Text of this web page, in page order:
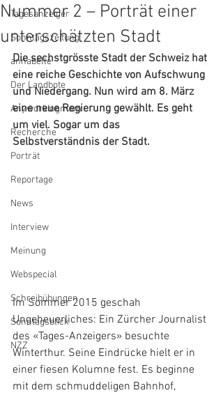
Tagesanzeiger
Sonntagszeitung
annabelle
Der Landbote
Anyworkingmom
Recherche
Porträt
Reportage
News
Interview
Meinung
Webspecial
Schreibübungen
Sonntagsblick
NZZ
Nummer 2 – Porträt einer
unterschätzten Stadt
Die sechstgrösste Stadt der Schweiz hat
eine reiche Geschichte von Aufschwung
und Niedergang. Nun wird am 8. März
eine neue Regierung gewählt. Es geht
um viel. Sogar um das
Selbstverständnis der Stadt.
Im Sommer 2015 geschah
Ungeheuerliches: Ein Zürcher Journalist
des «Tages-Anzeigers» besuchte
Winterthur. Seine Eindrücke hielt er in
einer fiesen Kolumne fest. Es beginne
mit dem schmuddeligen Bahnhof,